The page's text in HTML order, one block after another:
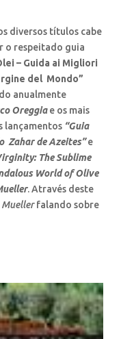
diversos títulos cabe
o respeitado guia
– Guida ai Migliori
del Mondo”
anualmente
Oreggiae os mais
lançamentos “Guia
Zahar de Azeites”e
The Sublime
World of Olive
. Através deste
Muellerfalando sobre